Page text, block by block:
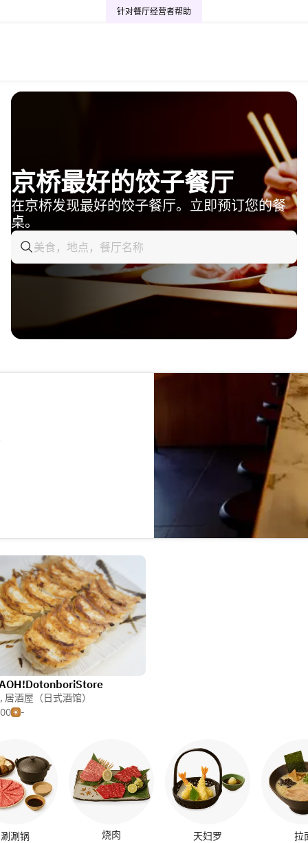
针对餐厅经营者帮助
京桥最好的饺子餐厅
在京桥发现最好的饺子餐厅。立即预订您的餐
桌。
您的不二之选♪
, 居酒屋（日式酒馆）
-
涮涮锅 烧肉 天妇罗 拉